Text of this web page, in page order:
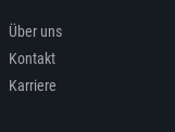
Über uns
Kontakt
Karriere